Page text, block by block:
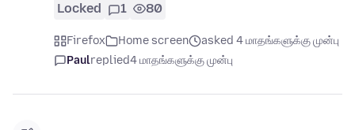
Locked 1 80
Firefox Home screen
asked 4 மாதங்களுக்கு முன்பு
Paulreplied4 மாதங்களுக்கு முன்பு